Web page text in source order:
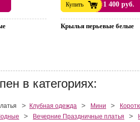
Крылья перьевые белые
Купить 1 400 руб.
в категориях:
> Клубная одежда > Мини >
> Вечерние Праздничные платья >